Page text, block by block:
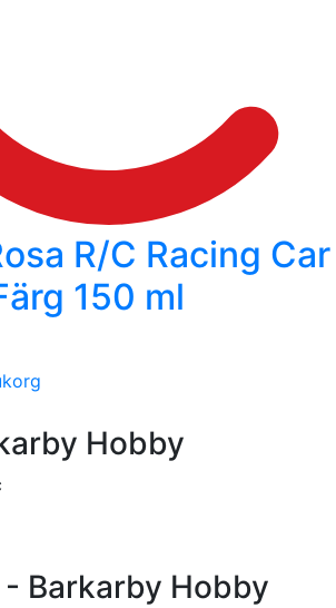
R/C Racing Car
150 ml
Hobby
Barkarby Hobby